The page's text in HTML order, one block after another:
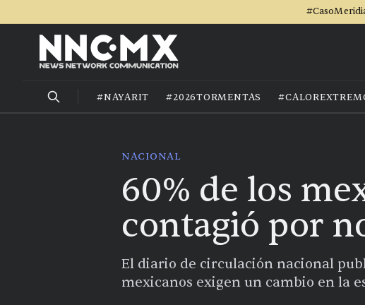
#NAYARIT #2026TORMENTAS
NACIONAL
60% de los
contagió por
El diario de circulación nacional
mexicanos exigen un cambio en la